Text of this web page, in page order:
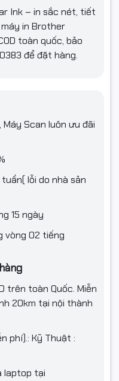
Ink – in sắc nét, tiết
in Brother
toàn quốc, bảo
để đặt hàng.
Máy Scan luôn ưu đãi
lỗi do nhà sản
15 ngày
vòng 02 tiếng
trên toàn Quốc. Miễn
20km tại nội thành
phí).: Kỹ Thuật :
laptop tại